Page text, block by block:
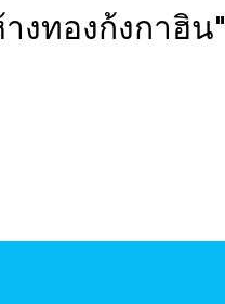
งทองก้งกาฮิน"